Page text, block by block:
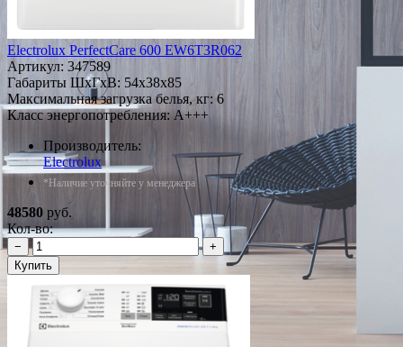
Electrolux PerfectCare 600 EW6T3R062
Артикул: 347589
Габариты ШxГxВ: 54x38x85
Максимальная загрузка белья, кг: 6
Класс энергопотребления: A+++
Производитель:
Electrolux
*Наличие уточняйте у менеджера
48580 руб.
Кол-во:
−
+
Купить